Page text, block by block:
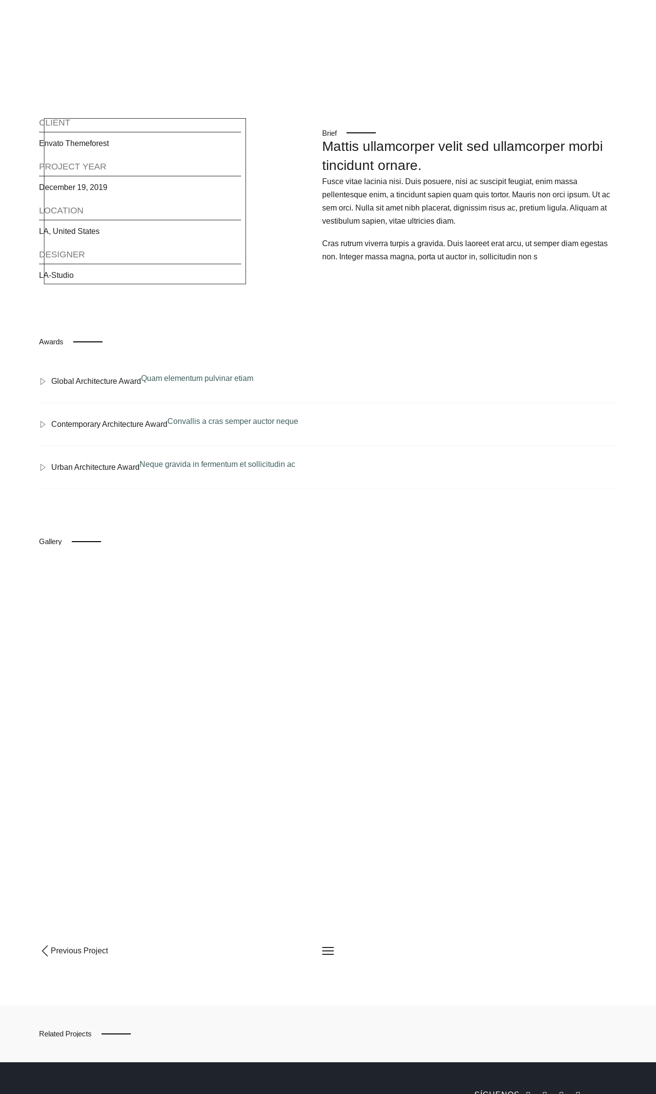
CLIENT
Envato Themeforest
PROJECT YEAR
December 19, 2019
LOCATION
LA, United States
DESIGNER
LA-Studio
Brief
Mattis ullamcorper velit sed ullamcorper morbi
tincidunt ornare.
Fusce vitae lacinia nisi. Duis posuere, nisi ac suscipit feugiat, enim massa
pellentesque enim, a tincidunt sapien quam quis tortor. Mauris non orci ipsum. Ut ac
sem orci. Nulla sit amet nibh placerat, dignissim risus ac, pretium ligula. Aliquam at
vestibulum sapien, vitae ultricies diam.
Cras rutrum viverra turpis a gravida. Duis laoreet erat arcu, ut semper diam egestas
non. Integer massa magna, porta ut auctor in, sollicitudin non s
Awards
Global Architecture AwardQuam elementum pulvinar etiam
Contemporary Architecture AwardConvallis a cras semper auctor neque
Urban Architecture Award Neque gravida in fermentum et sollicitudin ac
Gallery
Previous Project
Related Projects